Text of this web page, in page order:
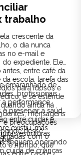
trabalho
crescente da
o dia nunca
no e-mail e
expediente. Ele
entre café da
da escola, tarefa das
para idosos e
e se estende
ainda há
mensagens
e preocupações
desse
emaranhado de
profissionais
a performance,
preservar a saúde
entre cuidar e
existiu, mas
com o
e híbrido, que
estruturas
seguem operando
cuida de crianças